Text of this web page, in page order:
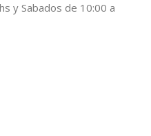
y Sabados de 10:00 a